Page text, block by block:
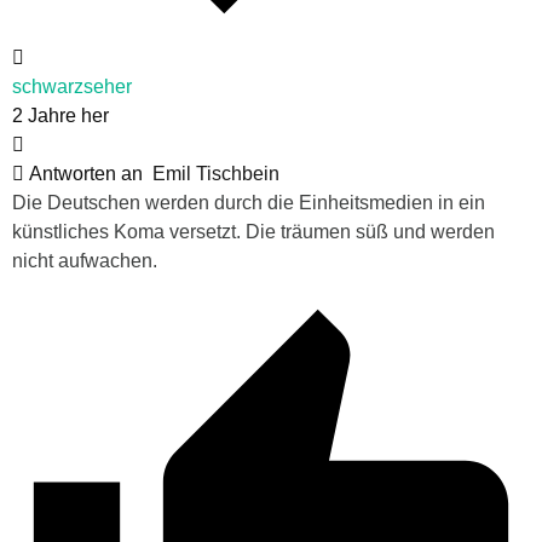
schwarzseher
2 Jahre her
Antworten an
Emil Tischbein
Die Deutschen werden durch die Einheitsmedien in ein
künstliches Koma versetzt. Die träumen süß und werden
nicht aufwachen.